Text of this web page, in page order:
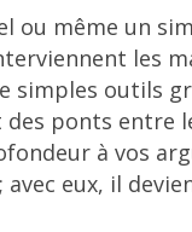
ou même un
les
simples outils
ponts entre
à vos
avec eux, il